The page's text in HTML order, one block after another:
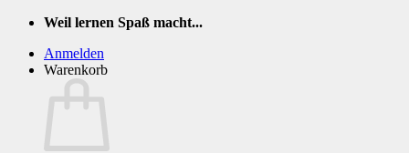
Zum
springen
Weil lernen Spaß macht...
Anmelden
Warenkorb